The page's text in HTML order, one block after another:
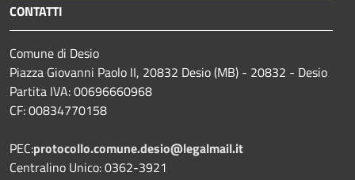
CONTATTI
Comune di Desio
Piazza Giovanni Paolo II, 20832 Desio (MB) - 20832 - Desio
Partita IVA: 00696660968
CF: 00834770158
PEC:protocollo.comune.desio@legalmail.it
Centralino Unico: 0362-3921